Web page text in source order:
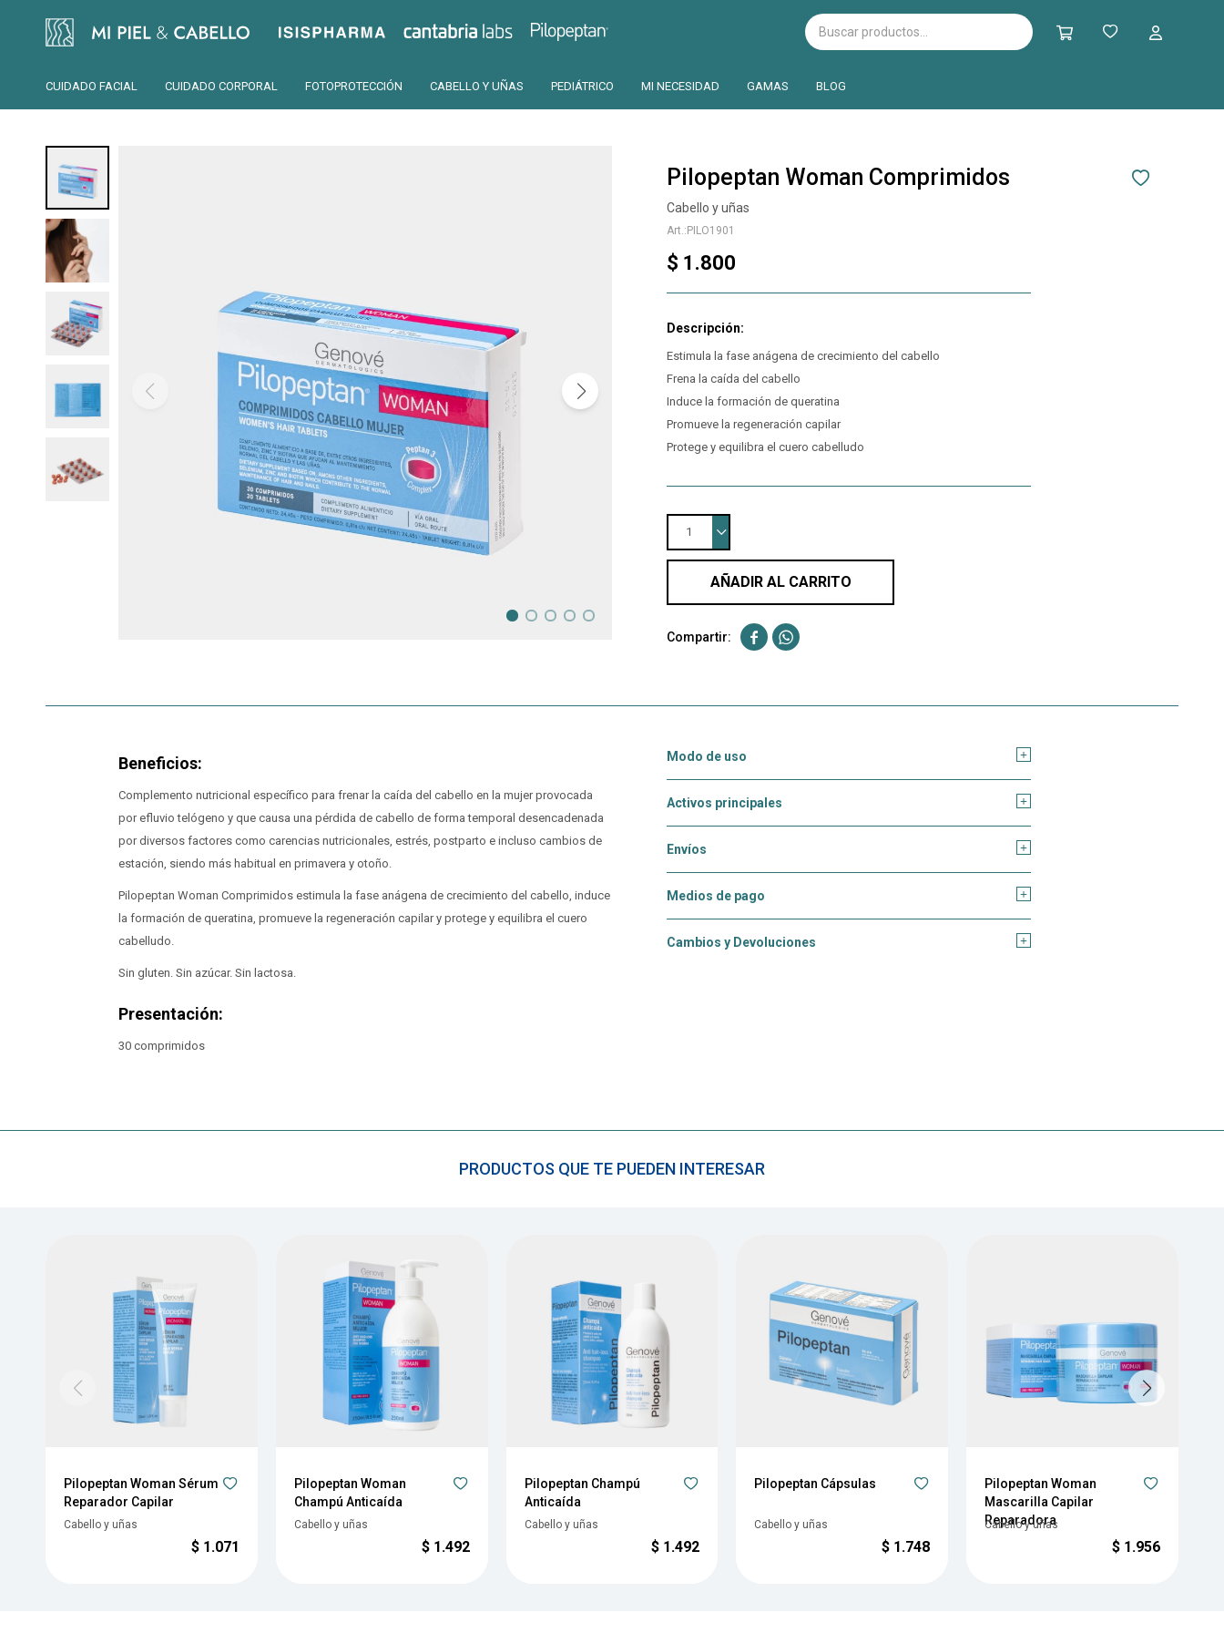
CUIDADO FACIAL CUIDADO CORPORAL FOTOPROTECCIÓN CABELLO Y UÑAS PEDIÁTRICO MI NECESIDAD GAMAS BLOG
Isispharma Cantabria Pilopeptan
Pilopeptan Woman Comprimidos
Cabello y uñas
PILO1901
$ 1.800
Estimula la fase anágena de crecimiento del cabello
Frena la caída del cabello
Induce la formación de queratina
Promueve la regeneración capilar
Protege y equilibra el cuero cabelludo
1
AÑADIR AL CARRITO
 
Beneficios:
Complemento nutricional específico para frenar la caída del cabello en la mujer provocada
por efluvio telógeno y que causa una pérdida de cabello de forma temporal desencadenada
por diversos factores como carencias nutricionales, estrés, postparto e incluso cambios de
estación, siendo más habitual en primavera y otoño.
Pilopeptan Woman Comprimidos estimula la fase anágena de crecimiento del cabello, induce
la formación de queratina, promueve la regeneración capilar y protege y equilibra el cuero
cabelludo.
Sin gluten. Sin azúcar. Sin lactosa.
Presentación:
30 comprimidos
Modo de uso
Activos principales
Envíos
Medios de pago
Cambios y Devoluciones
PRODUCTOS QUE TE PUEDEN INTERESAR
Pilopeptan Woman Sérum
Reparador Capilar
Cabello y uñas
$ 1.071
Pilopeptan Woman
Champú Anticaída
Cabello y uñas
$ 1.492
Pilopeptan Champú
Anticaída
Cabello y uñas
$ 1.492
Pilopeptan Cápsulas
Cabello y uñas
$ 1.748
Pilopeptan Woman
Mascarilla Capilar
Reparadora
Cabello y uñas
$ 1.956